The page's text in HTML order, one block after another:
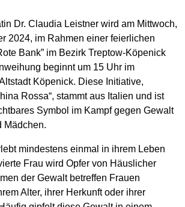
Dr. Claudia Leistner wird am Mittwoch,
2024, im Rahmen einer feierlichen
Bank” im Bezirk Treptow-Köpenick
beginnt um 15 Uhr im
Köpenick. Diese Initiative,
Rossa“, stammt aus Italien und ist
Symbol im Kampf gegen Gewalt
Mädchen.
mindestens einmal in ihrem Leben
Frau wird Opfer von Häuslicher
der Gewalt betreffen Frauen
Alter, ihrer Herkunft oder ihrer